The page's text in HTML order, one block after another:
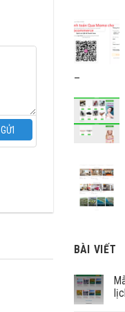
GỬI
từ
1.000.000
VNĐ
VNĐ
–Khoảng
từ
600.000
VNĐ
VNĐ
BÀI VIẾT